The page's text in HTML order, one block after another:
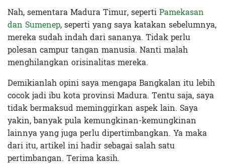
Nah, sementara Madura Timur, sepertiPamekasan
dan Sumenep, seperti yang saya katakan sebelumnya,
mereka sudah indah dari sananya. Tidak perlu
polesan campur tangan manusia. Nanti malah
menghilangkan orisinalitas mereka.
Demikianlah opini saya mengapa Bangkalan itu lebih
cocok jadi ibu kota provinsi Madura. Tentu saja, saya
tidak bermaksud meminggirkan aspek lain. Saya
yakin, banyak pula kemungkinan-kemungkinan
lainnya yang juga perlu dipertimbangkan. Ya maka
dari itu, artikel ini hadir sebagai salah satu
pertimbangan. Terima kasih.